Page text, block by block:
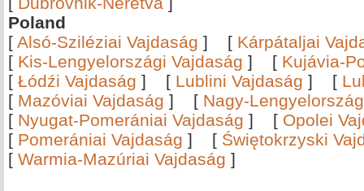
Poland
[ Alsó-Sziléziai Vajdaság ] [ Kárpátaljai
[ Kis-Lengyelországi Vajdaság ] [ Kujávia-
[ Łódźi Vajdaság ] [ Lublini Vajdaság ] [
[ Mazóviai Vajdaság ] [ Nagy-
[ Nyugat-Pomerániai Vajdaság ] [ Opolei
[ Pomerániai Vajdaság ] [ Świętokrzyski
[ Warmia-Mazúriai Vajdaság ]